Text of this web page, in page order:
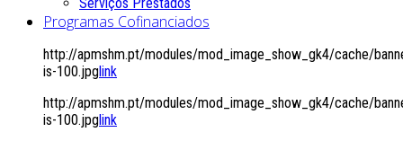
Programas Cofinanciados
http://apmshm.pt/modules/mod_image_show_gk4/cache/
is-100.jpglink
http://apmshm.pt/modules/mod_image_show_gk4/cache/
is-100.jpglink